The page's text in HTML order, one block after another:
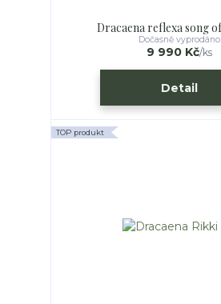
Dracaena reflexa song
9 990 Kč/ks
Dočasně vyprodáno
Detail
TOP produkt